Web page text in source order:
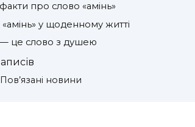
факти про слово «амінь»
у щоденному житті
— це слово з душею
Пов’язані новини